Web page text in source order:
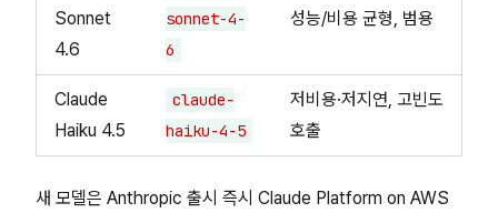
Sonnet
4.6
sonnet-4-
6
성능/비용 균형, 범용
Claude
Haiku 4.5
claude-
haiku-4-5
저비용·저지연, 고빈도
호출
새 모델은 Anthropic 출시 즉시 Claude Platform on AWS